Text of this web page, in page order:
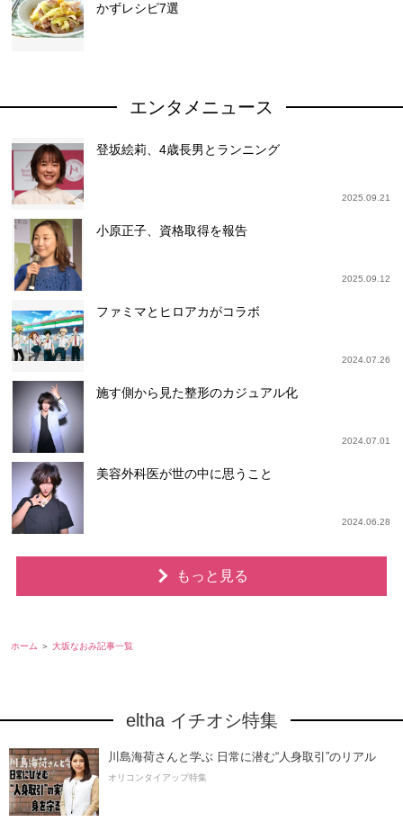
かずレシピ7選
エンタメニュース
登坂絵莉、4歳長男とランニング
2025.09.21
小原正子、資格取得を報告
2025.09.12
ファミマとヒロアカがコラボ
2024.07.26
施す側から見た整形のカジュアル化
2024.07.01
美容外科医が世の中に思うこと
2024.06.28
もっと見る
ホーム 大坂なおみ記事一覧
eltha イチオシ特集
川島海荷さんと学ぶ 日常に潜む“人身取引”のリアル
オリコンタイアップ特集